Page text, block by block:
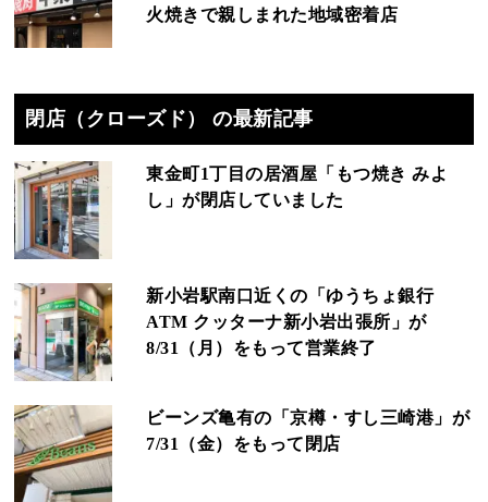
火焼きで親しまれた地域密着店
閉店（クローズド） の最新記事
東金町1丁目の居酒屋「もつ焼き みよ
し」が閉店していました
新小岩駅南口近くの「ゆうちょ銀行
ATM クッターナ新小岩出張所」が
8/31（月）をもって営業終了
ビーンズ亀有の「京樽・すし三崎港」が
7/31（金）をもって閉店